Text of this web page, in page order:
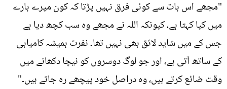
"مجھے اس بات سے کوئی فرق نہیں پڑتا کہ کون میرے بارے
میں کیا کہتا ہے، کیونکہ اللہ نے مجھے وہ سب کچھ دیا ہے
جس کے میں شاید لائق بھی نہیں تھا۔ نفرت ہمیشہ کامیابی
کے ساتھ آتی ہے، اور جو لوگ دوسروں کو نیچا دکھانے میں
وقت ضائع کرتے ہیں، وہ دراصل خود پیچھے رہ جاتے ہیں۔"